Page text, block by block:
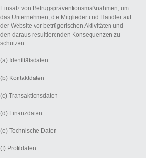
Einsatz von Betrugspräventionsmaßnahmen, um
das Unternehmen, die Mitglieder und Händler auf
der Website vor betrügerischen Aktivitäten und
den daraus resultierenden Konsequenzen zu
schützen.
(a) Identitätsdaten
(b) Kontaktdaten
(c) Transaktionsdaten
(d) Finanzdaten
(e) Technische Daten
(f) Profildaten